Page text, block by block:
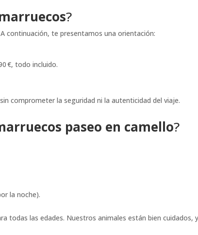
?
continuación, te presentamos una orientación:
€, todo incluido.
sin comprometer la seguridad ni la autenticidad del viaje.
paseo en camello?
la noche).
todas las edades. Nuestros animales están bien cuidados,